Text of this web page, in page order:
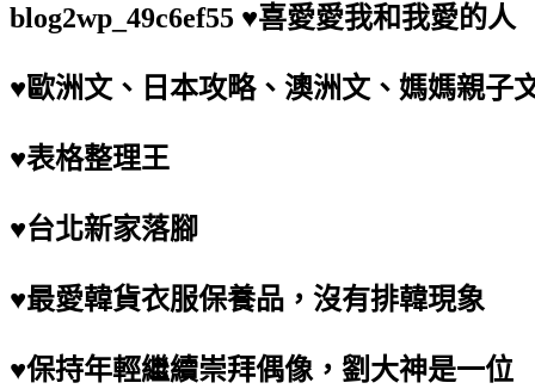
blog2wp_49c6ef55 ♥喜愛愛我和我愛的人
♥歐洲文、日本攻略、澳洲文、媽媽親子
♥表格整理王
♥台北新家落腳
♥最愛韓貨衣服保養品，沒有排韓現象
♥保持年輕繼續崇拜偶像，劉大神是一位